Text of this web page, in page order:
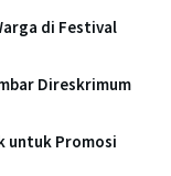
di Festival
Direskrimum
untuk Promosi